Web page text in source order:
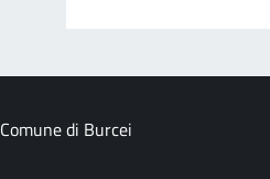
Comune di Burcei